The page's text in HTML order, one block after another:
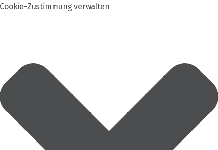
Cookie-Zustimmung verwalten